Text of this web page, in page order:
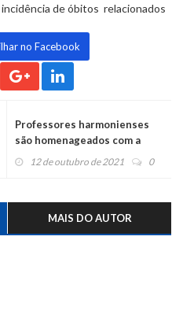
de óbitos relacionados
no Facebook
Professores harmonienses
são homenageados com a
Medalha Edgar Fink
12 de outubro de 2021 0
MAIS DO AUTOR